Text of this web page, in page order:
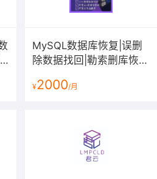
MySQL数据库恢复|误删
除数据找回|勒索删库恢
启动崩溃恢复服务
¥2000/月